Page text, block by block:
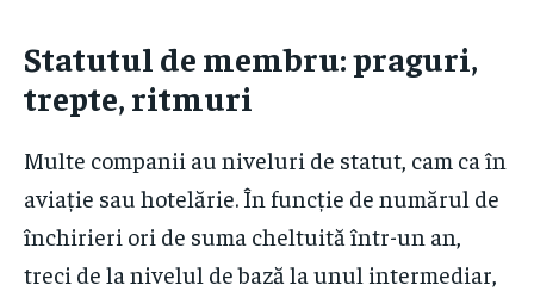
Statutul de membru: praguri,
trepte, ritmuri
Multe companii au niveluri de statut, cam ca în
aviație sau hotelărie. În funcție de numărul de
închirieri ori de suma cheltuită într-un an,
treci de la nivelul de bază la unul intermediar,